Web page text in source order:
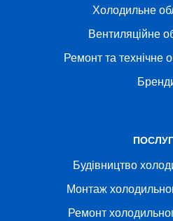
Холодильне
Вентиляційне
Ремонт та технічне
Будівництво
Монтаж
Ремонт